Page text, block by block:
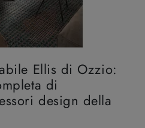
Ellis di Ozzio:
di
design della